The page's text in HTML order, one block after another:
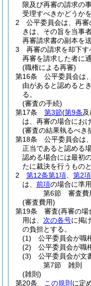
限及び再審の請求の
受理すべきかどうか
2
公平委員会は、再
きは、その旨を当事
再審請求書の副本を
3
再審の請求を却下
再審を請求した者に
(職権による再審)
第16条
公平委員会は、
由があると認めると
る。
(審査の手続)
第17条
第3節(第9条
は、再審の場合にお
(審査の結果執るべき
第18条
公平委員会は
正当であると認める
認める場合には最初
たに裁決を行うものと
2
第12条第1項 第2項
は、 前項の場合に準用
第6節
審査費
(審査費用)
第19条
審査(再審の場
用は、 次の各号に掲
の負担とする。
(1)
公平委員会が職
(2)
公平委員会が職
(3)
公平委員会が文
第7節
雑則
(雑則)
第20条
この規則 に定